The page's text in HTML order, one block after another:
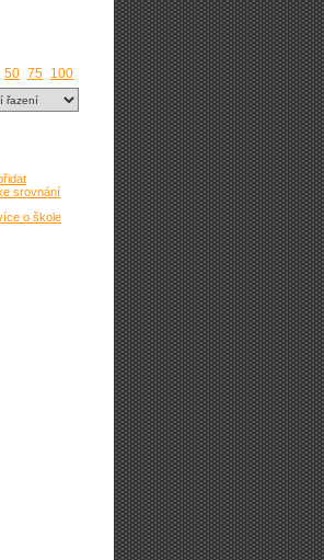
50 75 100
srovnání
o škole